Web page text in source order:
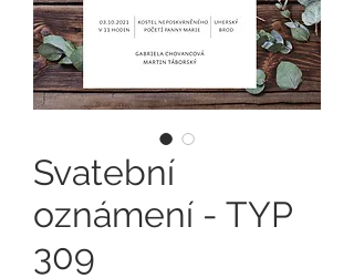
Svatební
oznámení - TYP
309